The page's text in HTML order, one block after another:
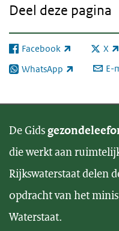
Deel deze pagina
Facebook
(externe link) X
WhatsApp
(externe link) E-
De Gids
die werkt aan
Rijkswaterstaat delen
opdracht van het
Waterstaat.